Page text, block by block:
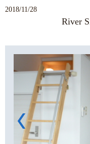
2018/11/28
River